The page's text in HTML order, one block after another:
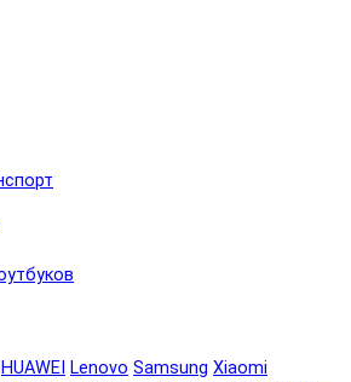
HUAWEI Lenovo Samsung Xiaomi